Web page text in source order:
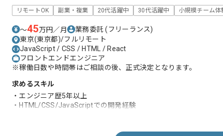
リモートOK 副業・複業 20代活躍中 30代活躍中 小規模チーム体
〜45万円／月 業務委託(フリーランス)
東京(東京都)/フルリモート
JavaScript / CSS / HTML / React
フロントエンドエンジニア
※稼働日数や時間帯はご相談の後、正式決定となります。
求めるスキル
・エンジニア歴5年以上
・HTML/CSS/JavaScriptでの開発経験